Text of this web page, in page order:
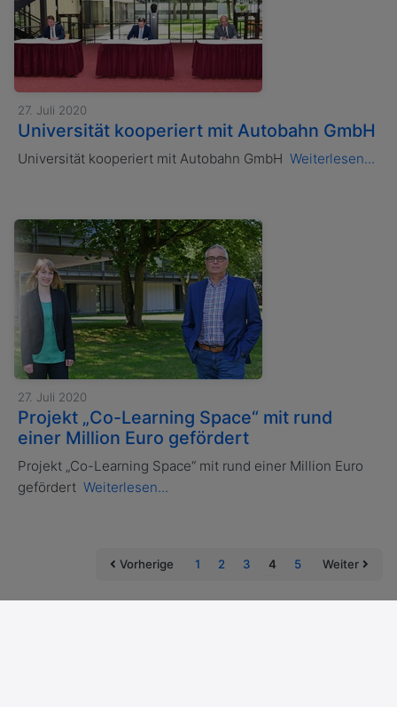
27. Juli 2020
Universität kooperiert mit Autobahn GmbH
Universität kooperiert mit Autobahn GmbH Weiterlesen...
27. Juli 2020
Projekt „Co-Learning Space“ mit rund
einer Million Euro gefördert
Projekt „Co-Learning Space“ mit rund einer Million Euro
gefördert Weiterlesen...
Vorherige 1 2 3 4 (current)
5 Weiter